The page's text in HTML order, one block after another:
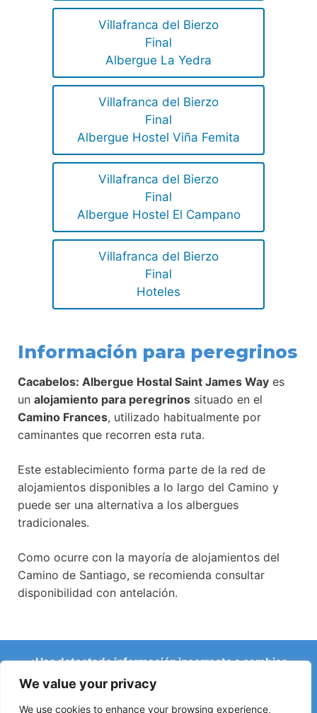
We value your privacy
We use cookies to enhance your browsing experience,
Villafranca del Bierzo
Final
Albergue La Yedra
Villafranca del Bierzo
Final
Albergue Hostel Viña Femita
Villafranca del Bierzo
Final
Albergue Hostel El Campano
Villafranca del Bierzo
Final
Hoteles
Información para peregrinos
Cacabelos: Albergue Hostal Saint James Way es
un alojamiento para peregrinos situado en el
Camino Frances, utilizado habitualmente por
caminantes que recorren esta ruta.
Este establecimiento forma parte de la red de
alojamientos disponibles a lo largo del Camino y
puede ser una alternativa a los albergues
tradicionales.
Como ocurre con la mayoría de alojamientos del
Camino de Santiago, se recomienda consultar
disponibilidad con antelación.
¿Has detectado información incorrecta o cambios
recientes en el Camino?
Avisos sobre albergues cerrados, inundaciones, desvíos,
obras u otros cambios ayudan a mantener la guía